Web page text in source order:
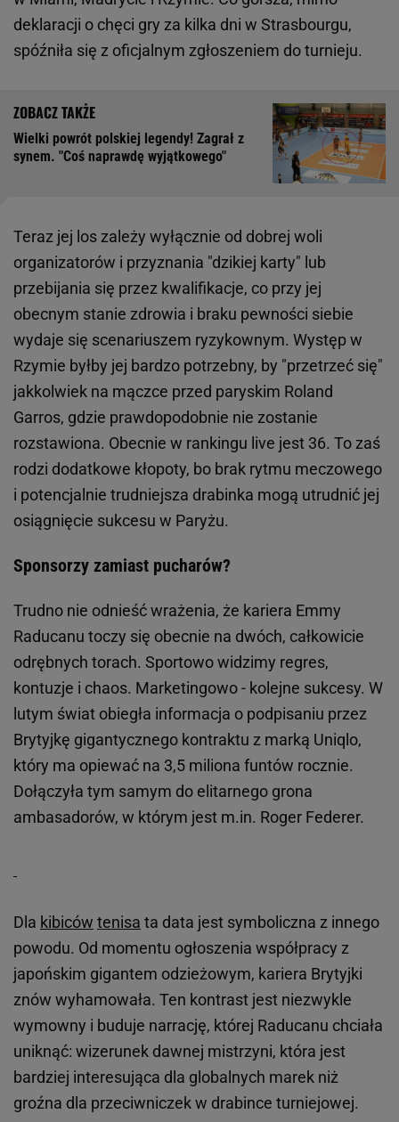
deklaracji o chęci gry za kilka dni w Strasbourgu,
spóźniła się z oficjalnym zgłoszeniem do turnieju.
Wielki powrót polskiej legendy! Zagrał z
synem. "Coś naprawdę wyjątkowego"
Teraz jej los zależy wyłącznie od dobrej woli
organizatorów i przyznania "dzikiej karty" lub
przebijania się przez kwalifikacje, co przy jej
obecnym stanie zdrowia i braku pewności siebie
wydaje się scenariuszem ryzykownym. Występ w
Rzymie byłby jej bardzo potrzebny, by "przetrzeć się"
jakkolwiek na mączce przed paryskim Roland
Garros, gdzie prawdopodobnie nie zostanie
rozstawiona. Obecnie w rankingu live jest 36. To zaś
rodzi dodatkowe kłopoty, bo brak rytmu meczowego
i potencjalnie trudniejsza drabinka mogą utrudnić jej
osiągnięcie sukcesu w Paryżu.
Sponsorzy zamiast pucharów?
Trudno nie odnieść wrażenia, że kariera Emmy
Raducanu toczy się obecnie na dwóch, całkowicie
odrębnych torach. Sportowo widzimy regres,
kontuzje i chaos. Marketingowo - kolejne sukcesy. W
lutym świat obiegła informacja o podpisaniu przez
Brytyjkę gigantycznego kontraktu z marką Uniqlo,
który ma opiewać na 3,5 miliona funtów rocznie.
Dołączyła tym samym do elitarnego grona
ambasadorów, w którym jest m.in. Roger Federer.
Dla kibiców tenisa ta data jest symboliczna z innego
powodu. Od momentu ogłoszenia współpracy z
japońskim gigantem odzieżowym, kariera Brytyjki
znów wyhamowała. Ten kontrast jest niezwykle
wymowny i buduje narrację, której Raducanu chciała
uniknąć: wizerunek dawnej mistrzyni, która jest
bardziej interesująca dla globalnych marek niż
groźna dla przeciwniczek w drabince turniejowej.